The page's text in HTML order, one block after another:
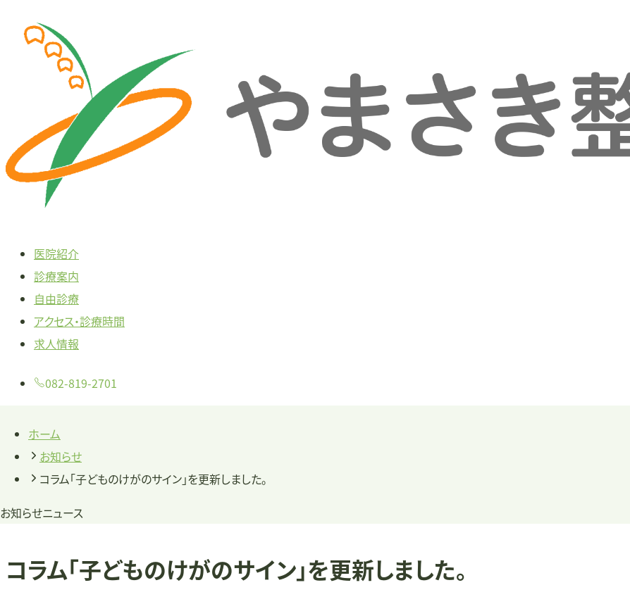
プ
医院紹介
診療案内
自由診療
アクセス・診療時間
求人情報
082-819-2701
お知らせニュース
ホーム
お知らせ
コラム「子どものけがのサイン」を更新しました。
コラム「子どものけがのサイン」を更新しました。